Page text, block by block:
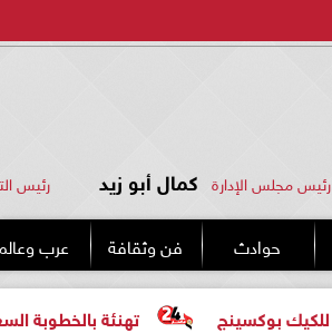
رئيس مجلس الإدارة كمال أبو زيد رئيس
حوادث فن وثقافة عرب
تهنئة بالخطوبة السعيدة.. ألف